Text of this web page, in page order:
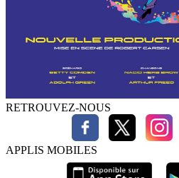
RETROUVEZ-NOUS
APPLIS MOBILES